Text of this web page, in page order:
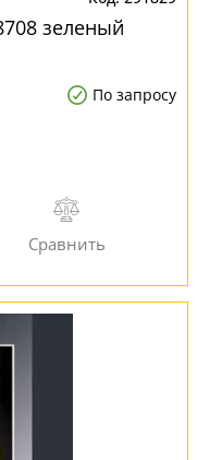
зеленый
По запросу